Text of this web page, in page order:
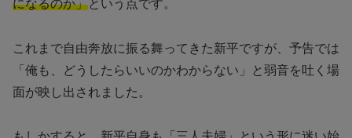
になるのか」という点です。
これまで自由奔放に振る舞ってきた新平ですが、予告では
「俺も、どうしたらいいのかわからない」と弱音を吐く場
面が映し出されました。